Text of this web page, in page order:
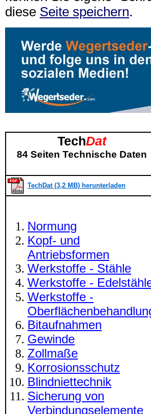
diese Seite speichern.
TechDat
84 Seiten Technische Daten
TechDat (3,2 MB) herunterladen
Normung
Kopf- und
Antriebsformen
Werkstoffe - Stähle
Werkstoffe -
Werkstoffe -
Bitaufnahmen
Gewinde
Zollmaße
Korrosionsschutz
Blindniettechnik
Sicherung von
Verbindungselemente